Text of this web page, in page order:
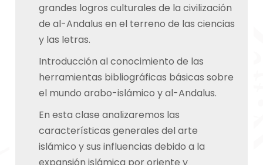
grandes logros culturales de la civilización
de al-Andalus en el terreno de las ciencias
y las letras.
Introducción al conocimiento de las
herramientas bibliográficas básicas sobre
el mundo arabo-islámico y al-Andalus.
En esta clase analizaremos las
características generales del arte
islámico y sus influencias debido a la
expansión islámica por oriente y